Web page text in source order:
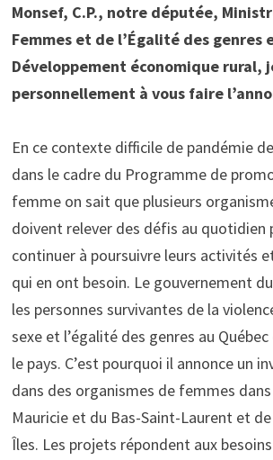
Monsef, C.P., notre députée,
Femmes et de l’Égalité des genres
Développement économique rural,
personnellement à vous faire
En ce contexte difficile de pandémie
dans le cadre du Programme de
femme on sait que plusieurs
doivent relever des défis au quotidien
continuer à poursuivre leurs activités
qui en ont besoin. Le gouvernement
les personnes survivantes de la
sexe et l’égalité des genres au
le pays. C’est pourquoi il annonce un
dans des organismes de femmes
Mauricie et du Bas-Saint-Laurent et
Îles. Les projets répondent aux